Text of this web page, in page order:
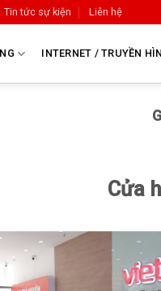
Tin tức sự kiện Liên hệ
INTERNET / TRUYỀN
Cửa